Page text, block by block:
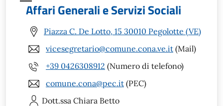
Affari Generali e Servizi Sociali
Piazza C. De Lotto, 15 30010 Pegolotte (VE)
vicesegretario@comune.cona.ve.it (Mail)
+39 0426308912 (Numero di telefono)
comune.cona@pec.it (PEC)
Dott.ssa Chiara Betto